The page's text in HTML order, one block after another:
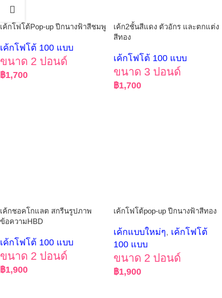
เค้กโฟโต้Pop-up ปีกนางฟ้าสีชมพู
เค้กโฟโต้ 100 แบบ
ขนาด 2 ปอนด์
฿1,700
เค้ก2ชั้นสีแดง ตัวอักร และตกแต่ง
สีทอง
เค้กโฟโต้ 100 แบบ
ขนาด 3 ปอนด์
฿1,700
เค้กชอคโกแลต สกรีนรูปภาพ
ข้อความHBD
เค้กโฟโต้ 100 แบบ
ขนาด 2 ปอนด์
฿1,900
เค้กโฟโต้pop-up ปีกนางฟ้าสีทอง
เค้กแบบใหม่ๆ, เค้กโฟโต้
100 แบบ
ขนาด 2 ปอนด์
฿1,900